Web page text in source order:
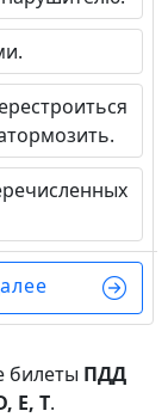
билеты ПДД
E, T.